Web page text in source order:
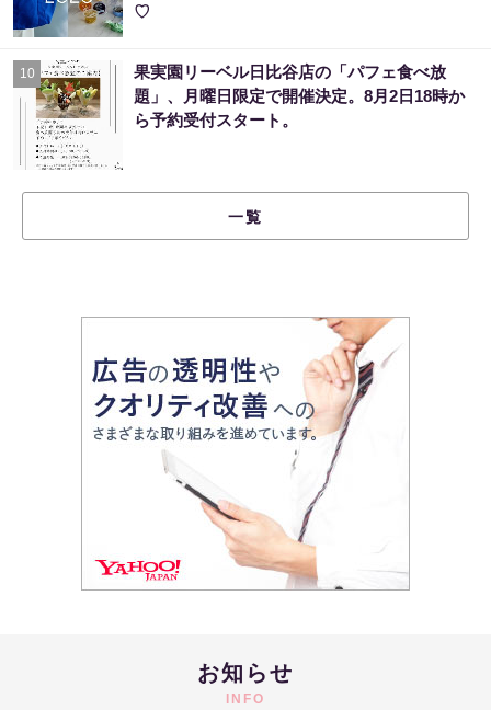
♡
10
果実園リーベル日比谷店の「パフェ食べ放
題」、月曜日限定で開催決定。8月2日18時か
ら予約受付スタート。
一覧
お知らせ
INFO